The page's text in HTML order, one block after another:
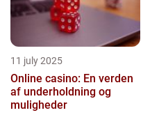
11 july 2025
Online casino: En verden
af underholdning og
muligheder